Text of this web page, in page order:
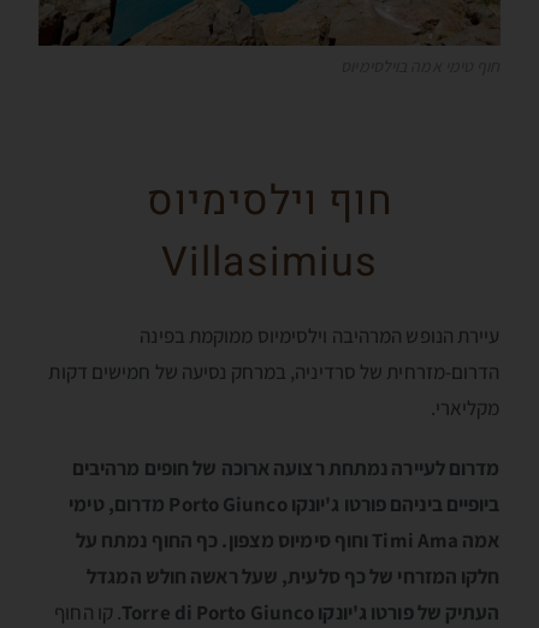
חוף וילסימיוס
Villasimius
עיירת הנופש המרהיבה וילסימיוס ממוקמת בפינה
הדרום-מזרחית של סרדיניה, במרחק נסיעה של חמישים דקות
מקליארי.
מדרום לעיירה נמתחת רצועה ארוכה של חופים מרהיבים
ביופיים ביניהם פורטו ג'יונקו Porto Giunco מדרום, טימי
אמה Timi Ama וחוף סימיוס מצפון. כף החוף נמתח על
חלקו המזרחי של כף סלעית, שעל ראשה חולש המגדל
העתיק של פורטו ג'יונקו Torre di Porto Giunco
. קו החוף